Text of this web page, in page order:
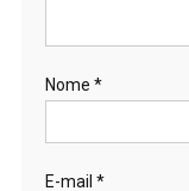
Nome *
E-mail *